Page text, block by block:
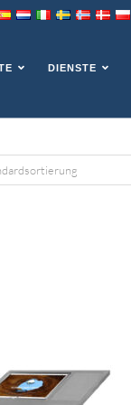
DIENSTE